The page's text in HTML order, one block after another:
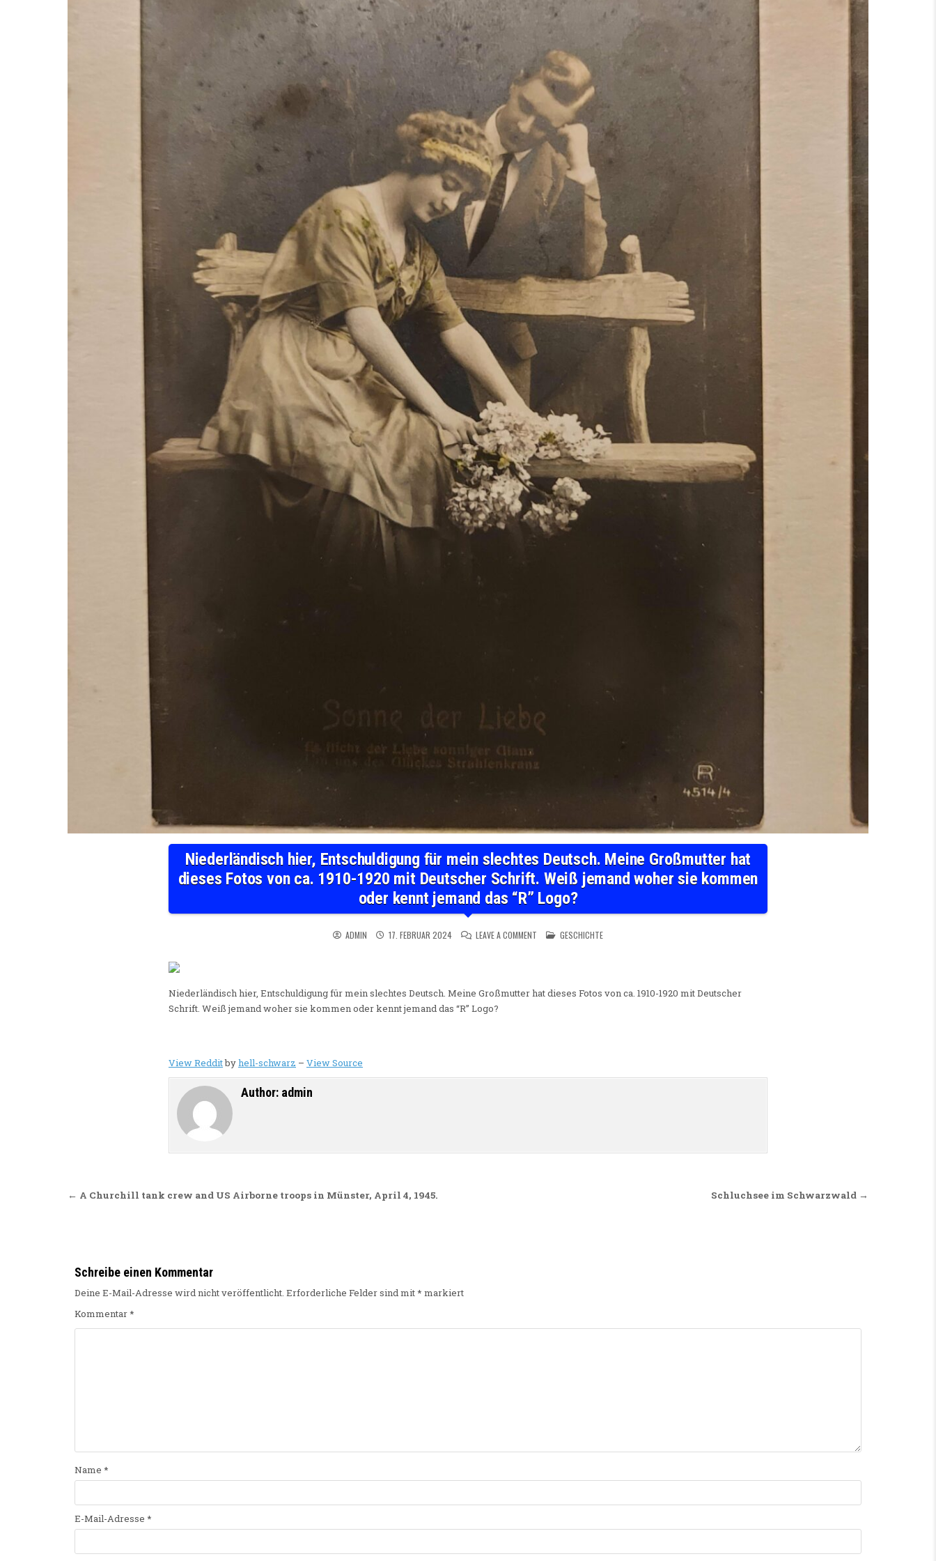
Niederländisch hier, Entschuldigung für mein slechtes Deutsch. Meine Großmutter hat
dieses Fotos von ca. 1910-1920 mit Deutscher Schrift. Weiß jemand woher sie kommen
oder kennt jemand das “R” Logo?
ADMIN 17. FEBRUAR 2024 LEAVE A COMMENT ON NIEDERLÄNDISCH HIER, ENTSCHULDIGUNG FÜR MEIN SLECHTES DEUTSCH. MEINE GROSSMUTTER HAT DIESES
POSTED IN
GESCHICHTE
Niederländisch hier, Entschuldigung für mein slechtes Deutsch. Meine Großmutter hat dieses Fotos von ca. 1910-1920 mit Deutscher
Schrift. Weiß jemand woher sie kommen oder kennt jemand das “R” Logo?
View Redditbyhell-schwarz – View Source
Author: admin
Beitragsnavigation Schluchsee im Schwarzwald →
← A Churchill tank crew and US Airborne troops in Münster, April 4, 1945.
Schreibe einen Kommentar
Deine E-Mail-Adresse wird nicht veröffentlicht. Erforderliche Felder sind mit* markiert
Kommentar*
Name *
E-Mail-Adresse *